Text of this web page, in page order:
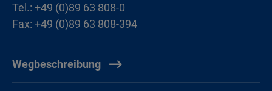
Tel.: +49 (0)89 63 808-0
Fax: +49 (0)89 63 808-394
Wegbeschreibung